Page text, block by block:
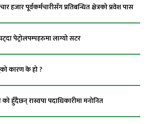
हजार पूर्वकर्मचारीसँग प्रतिबन्धित क्षेत्रको प्रवेश पास
पेट्रोलपम्पहरुमा लाग्यो सटर
कारण के हो ?
हुँदैछन् रास्वपा पदाधिकारीमा मनोनित